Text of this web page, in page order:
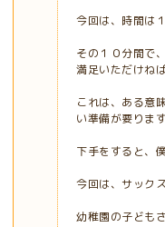
今回は、時間は
その１０分間で
満足いただけね
これは、ある意
い準備が要ります
下手をすると、
今回は、サック
幼稚園の子ども